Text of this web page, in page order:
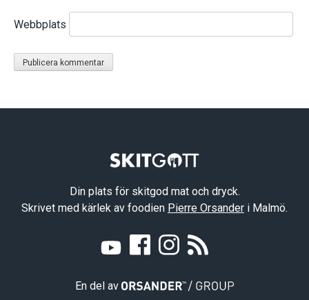
Webbplats
Din plats för skitgod mat och dryck.
Skrivet med kärlek av foodien Pierre Orsander i Malmö.
En del av